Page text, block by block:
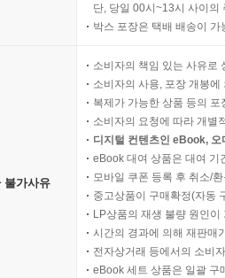
단, 당일 00시~13시 사이의
박스 포장은 택배 배송이
불가사유
소비자의 책임 있는 사유로
소비자의 사용, 포장 개봉
복제가 가능한 상품 등의
소비자의 요청에 따라 개별
디지털 컨텐츠인 eBook,
eBook 대여 상품은 대여 기
모바일 쿠폰 등록 후 취소/
중고상품이 구매확정(자동
LP상품의 재생 불량 원인
시간의 경과에 의해 재판매
전자상거래 등에서의 소비
eBook 세트 상품은 일괄 구